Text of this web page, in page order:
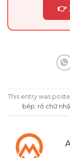
👉
This entry was
bếp, rổ chữ